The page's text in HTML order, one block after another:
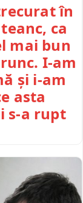
în
ca
mai bun
I-am
și i-am
asta
s-a rupt